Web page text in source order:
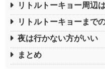
リトルトーキョー周辺
リトルトーキョーまで
夜は行かない方がいい
まとめ